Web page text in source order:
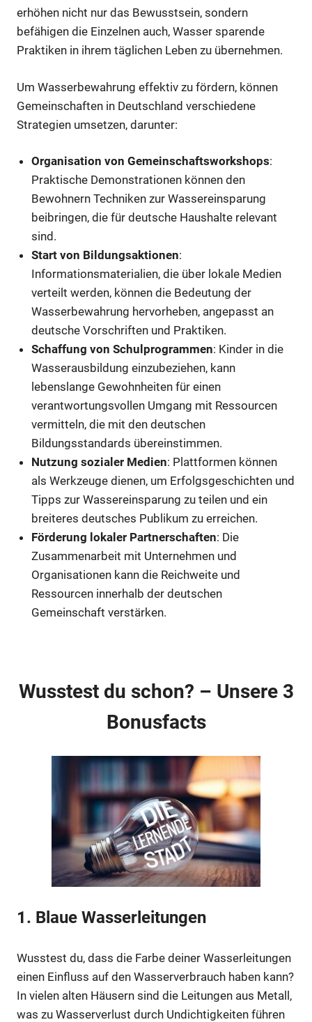
erhöhen nicht nur das Bewusstsein, sondern
befähigen die Einzelnen auch, Wasser sparende
Praktiken in ihrem täglichen Leben zu übernehmen.
Um Wasserbewahrung effektiv zu fördern, können
Gemeinschaften in Deutschland verschiedene
Strategien umsetzen, darunter:
Organisation von Gemeinschaftsworkshops:
Praktische Demonstrationen können den
Bewohnern Techniken zur Wassereinsparung
beibringen, die für deutsche Haushalte relevant
sind.
Start von Bildungsaktionen:
Informationsmaterialien, die über lokale Medien
verteilt werden, können die Bedeutung der
Wasserbewahrung hervorheben, angepasst an
deutsche Vorschriften und Praktiken.
Schaffung von Schulprogrammen: Kinder in die
Wasserausbildung einzubeziehen, kann
lebenslange Gewohnheiten für einen
verantwortungsvollen Umgang mit Ressourcen
vermitteln, die mit den deutschen
Bildungsstandards übereinstimmen.
Nutzung sozialer Medien: Plattformen können
als Werkzeuge dienen, um Erfolgsgeschichten und
Tipps zur Wassereinsparung zu teilen und ein
breiteres deutsches Publikum zu erreichen.
Förderung lokaler Partnerschaften: Die
Zusammenarbeit mit Unternehmen und
Organisationen kann die Reichweite und
Ressourcen innerhalb der deutschen
Gemeinschaft verstärken.
Wusstest du schon? – Unsere 3
Bonusfacts
1. Blaue Wasserleitungen
Wusstest du, dass die Farbe deiner Wasserleitungen
einen Einfluss auf den Wasserverbrauch haben kann?
In vielen alten Häusern sind die Leitungen aus Metall,
was zu Wasserverlust durch Undichtigkeiten führen